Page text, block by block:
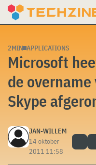
Skip
2MIN APPLICATIONS
Microsoft
de overname
Skype
JAN-WILLEM
14 oktober
2011 11:58